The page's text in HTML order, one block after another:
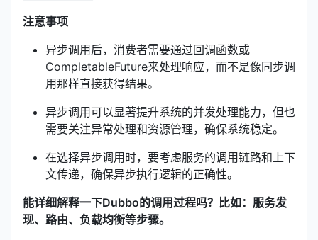
注意事项
异步调用后，消费者需要通过回调函数或
CompletableFuture来处理响应，而不是像同步调
用那样直接获得结果。
异步调用可以显著提升系统的并发处理能力，但也
需要关注异常处理和资源管理，确保系统稳定。
在选择异步调用时，要考虑服务的调用链路和上下
文传递，确保异步执行逻辑的正确性。
能详细解释一下Dubbo的调用过程吗？比如：服务发
现、路由、负载均衡等步骤。